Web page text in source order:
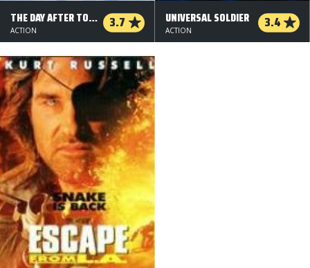
THE DAY AFTER TOMORROW 3.7
ACTION
UNIVERSAL SOLDIER 3.4
ACTION